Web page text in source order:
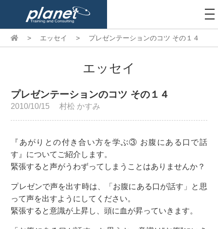
>
エッセイ > プレゼンテーションのコツ その１４
エッセイ
プレゼンテーションのコツ その１４
2010/10/15 村松 かすみ
『あがりとの付き合い方を学ぶ③ お腹にある口で話
す』についてご紹介します。
緊張すると声がうわずってしまうことはありませんか？
プレゼンで声を出す時は、「お腹にある口が話す」と思
って声を出すようにしてください。
緊張すると意識が上昇し、頭に血が昇っていきます。